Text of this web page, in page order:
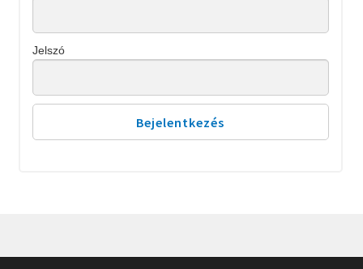
Jelszó